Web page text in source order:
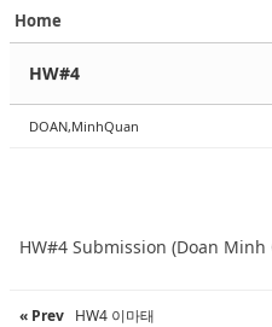
Home
HW#4
DOAN,MinhQuan
HW#4 Submission (Doan Minh
« Prev HW4 이마태
Sketchbook5,
Sketchbook5, 스
Sketchbook5,
Sketchbook5, 스